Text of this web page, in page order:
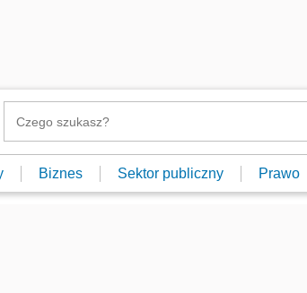
Biznes Sektor publiczny Prawo